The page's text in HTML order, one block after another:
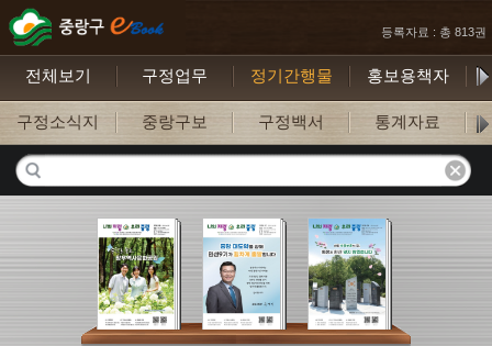
등록자료 : 총 813권
전체보기 구정업무 정기간행물 홍보용책자
구정소식지 중랑구보 구정백서 통계자료